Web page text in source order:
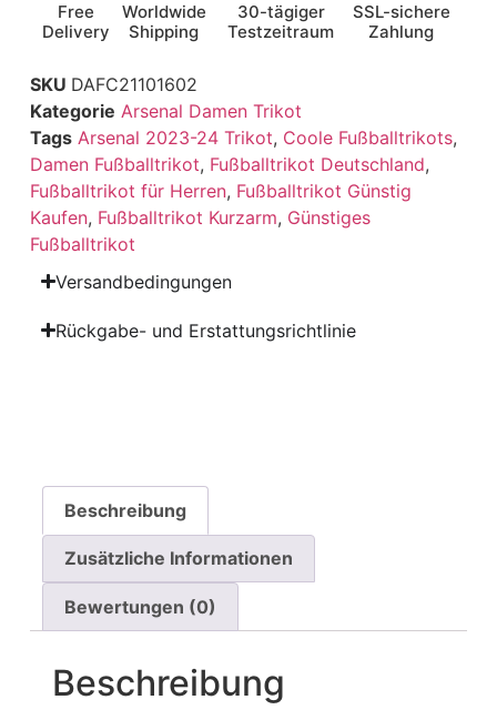
Free
Delivery
Worldwide
Shipping
30-tägiger
Testzeitraum
SSL-sichere
Zahlung
SKU DAFC21101602
Kategorie Arsenal Damen Trikot
Tags Arsenal 2023-24 Trikot, Coole Fußballtrikots,
Damen Fußballtrikot, Fußballtrikot Deutschland,
Fußballtrikot für Herren, Fußballtrikot Günstig
Kaufen, Fußballtrikot Kurzarm, Günstiges
Fußballtrikot
Versandbedingungen
Rückgabe- und Erstattungsrichtlinie
Beschreibung
Zusätzliche Informationen
Bewertungen (0)
Beschreibung